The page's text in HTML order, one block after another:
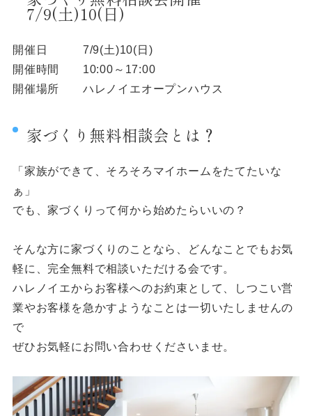
7/9(土)10(日)
開催日 7/9(土)10(日)
開催時間 10:00～17:00
開催場所 ハレノイエオープンハウス
家づくり無料相談会とは？
「家族ができて、そろそろマイホームをたてたいな
ぁ」
でも、家づくりって何から始めたらいいの？
そんな方に家づくりのことなら、どんなことでもお気
軽に、完全無料で相談いただける会です。
ハレノイエからお客様へのお約束として、しつこい営
業やお客様を急かすようなことは一切いたしませんの
で
ぜひお気軽にお問い合わせくださいませ。